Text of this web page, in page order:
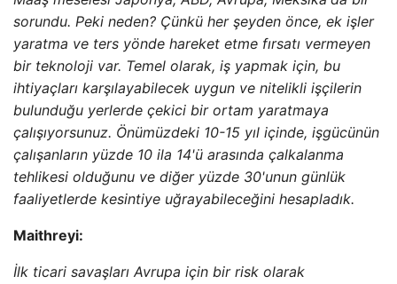
sorundu. Peki neden? Çünkü her şeyden önce, ek işler
yaratma ve ters yönde hareket etme fırsatı vermeyen
bir teknoloji var. Temel olarak, iş yapmak için, bu
ihtiyaçları karşılayabilecek uygun ve nitelikli işçilerin
bulunduğu yerlerde çekici bir ortam yaratmaya
çalışıyorsunuz. Önümüzdeki 10-15 yıl içinde, işgücünün
çalışanların yüzde 10 ila 14'ü arasında çalkalanma
tehlikesi olduğunu ve diğer yüzde 30'unun günlük
faaliyetlerde kesintiye uğrayabileceğini hesapladık.
Maithreyi:
İlk ticari savaşları Avrupa için bir risk olarak